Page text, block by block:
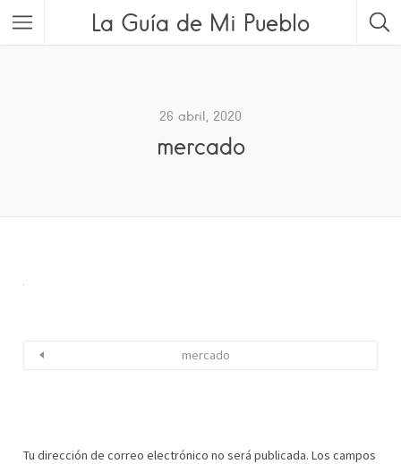
La Guía de Mi Pueblo
26 abril, 2020
mercado
mercado
Tu dirección de correo electrónico no será publicada. Los campos